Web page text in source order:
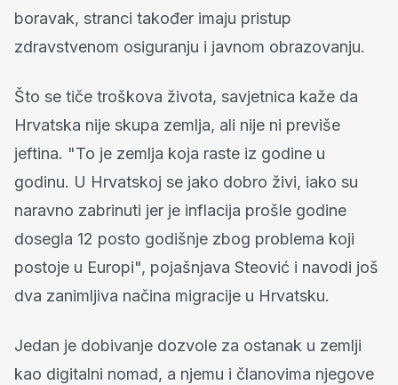
boravak, stranci također imaju pristup
zdravstvenom osiguranju i javnom obrazovanju.
Što se tiče troškova života, savjetnica kaže da
Hrvatska nije skupa zemlja, ali nije ni previše
jeftina. "To je zemlja koja raste iz godine u
godinu. U Hrvatskoj se jako dobro živi, ​​iako su
naravno zabrinuti jer je inflacija prošle godine
dosegla 12 posto godišnje zbog problema koji
postoje u Europi", pojašnjava Steović i navodi još
dva zanimljiva načina migracije u Hrvatsku.
Jedan je dobivanje dozvole za ostanak u zemlji
kao digitalni nomad, a njemu i članovima njegove